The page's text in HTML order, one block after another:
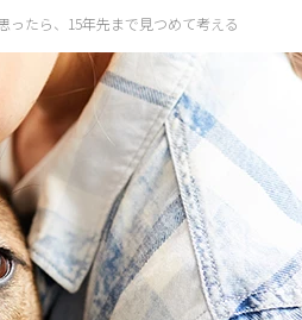
たら、15年先まで見つめて考える